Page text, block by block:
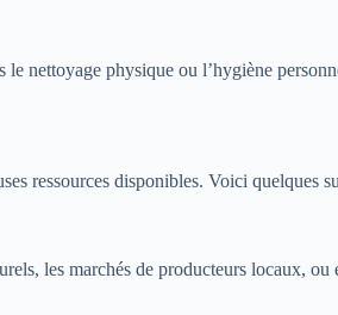
nettoyage physique ou l’hygiène
ressources disponibles. Voici quelques
les marchés de producteurs locaux,